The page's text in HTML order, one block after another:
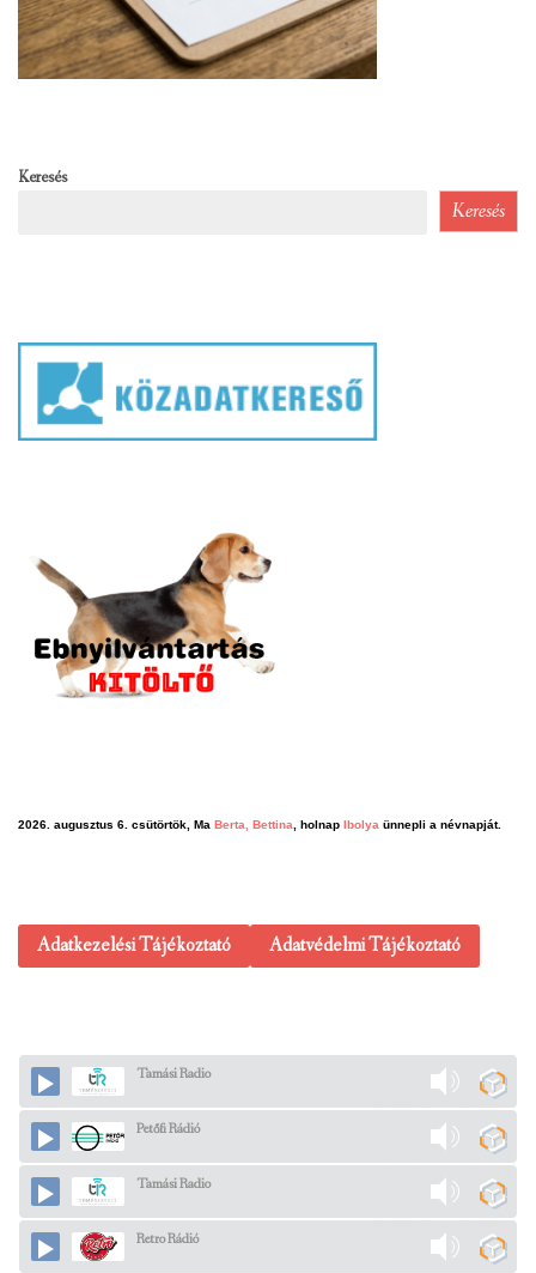
Keresés
Keresés
2026. augusztus 6. csütörtök, Ma Berta, Bettina, holnap Ibolya ünnepli a névnapját.
Adatkezelési Tájékoztató Adatvédelmi Tájékoztató
Tamási Radio
Petőfi Rádió
Tamási Radio
Retro Rádió